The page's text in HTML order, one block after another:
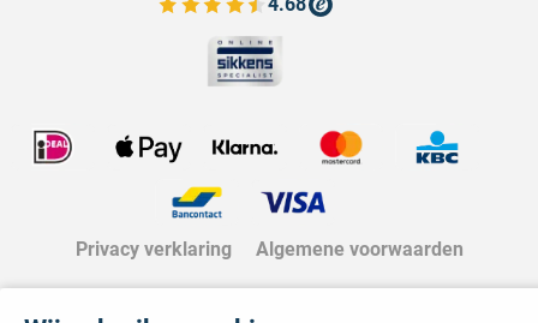
Bekijk de verfplaza beoordelingen
Privacy verklaring Algemene voorwaarden